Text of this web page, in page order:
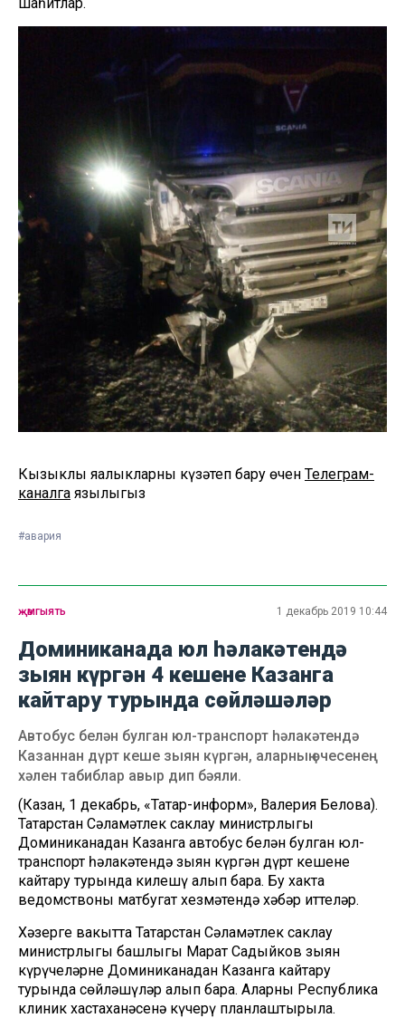
Кызыклы яңалыкларны күзәтеп бару өчен Телеграм-
каналга язылыгыз
#авария
җәмгыять 1 декабрь 2019 10:44
Доминиканада юл һәлакәтендә
зыян күргән 4 кешене Казанга
кайтару турында сөйләшәләр
Автобус белән булган юл-транспорт һәлакәтендә
Казаннан дүрт кеше зыян күргән, аларның өчесенең
хәлен табиблар авыр дип бәяли.
(Казан, 1 декабрь, «Татар-информ», Валерия Белова).
Татарстан Сәламәтлек саклау министрлыгы
Доминиканадан Казанга автобус белән булган юл-
транспорт һәлакәтендә зыян күргән дүрт кешене
кайтару турында килешү алып бара. Бу хакта
ведомствоның матбугат хезмәтендә хәбәр иттеләр.
Хәзерге вакытта Татарстан Сәламәтлек саклау
министрлыгы башлыгы Марат Садыйков зыян
күрүчеләрне Доминиканадан Казанга кайтару
турында сөйләшүләр алып бара. Аларны Республика
клиник хастаханәсенә күчерү планлаштырыла.